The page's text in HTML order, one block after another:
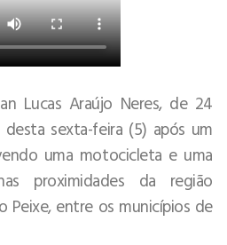
Lucas Araújo Neres, de 24
sexta-feira (5) após um
uma motocicleta e uma
proximidades da região
Peixe, entre os municípios de